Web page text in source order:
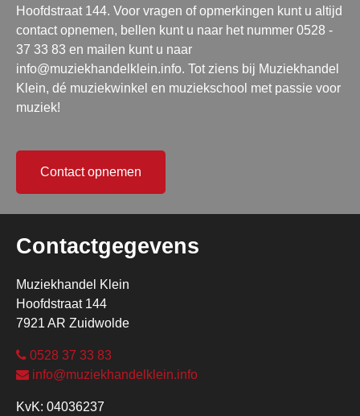
Hoofdstraat 144. Voor vragen of opmerkingen kunt u altijd
contact opnemen, bellen kunt u naar het nummer 0528 -
37 33 83 en mailen kunt u naar
info@muziekhandelklein.info. Tot ziens bij Muziekhandel
Klein, dé muziekwinkel en muziekschool met passie voor
muziek!
Contact opnemen
Contactgegevens
Muziekhandel Klein
Hoofdstraat 144
7921 AR Zuidwolde
0528 37 33 83
info@muziekhandelklein.info
KvK: 04036237